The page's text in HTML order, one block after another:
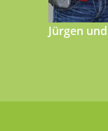
Jürgen